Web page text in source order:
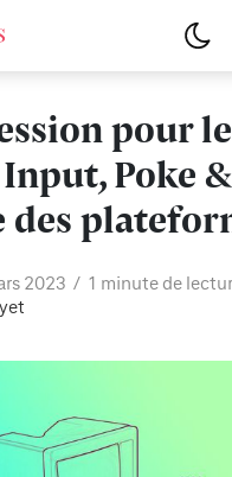
pour le
Poke &
des
2023
1 minute de